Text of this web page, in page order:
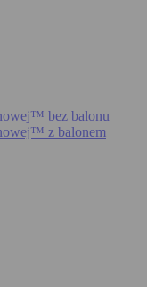
bez balonu
z balonem